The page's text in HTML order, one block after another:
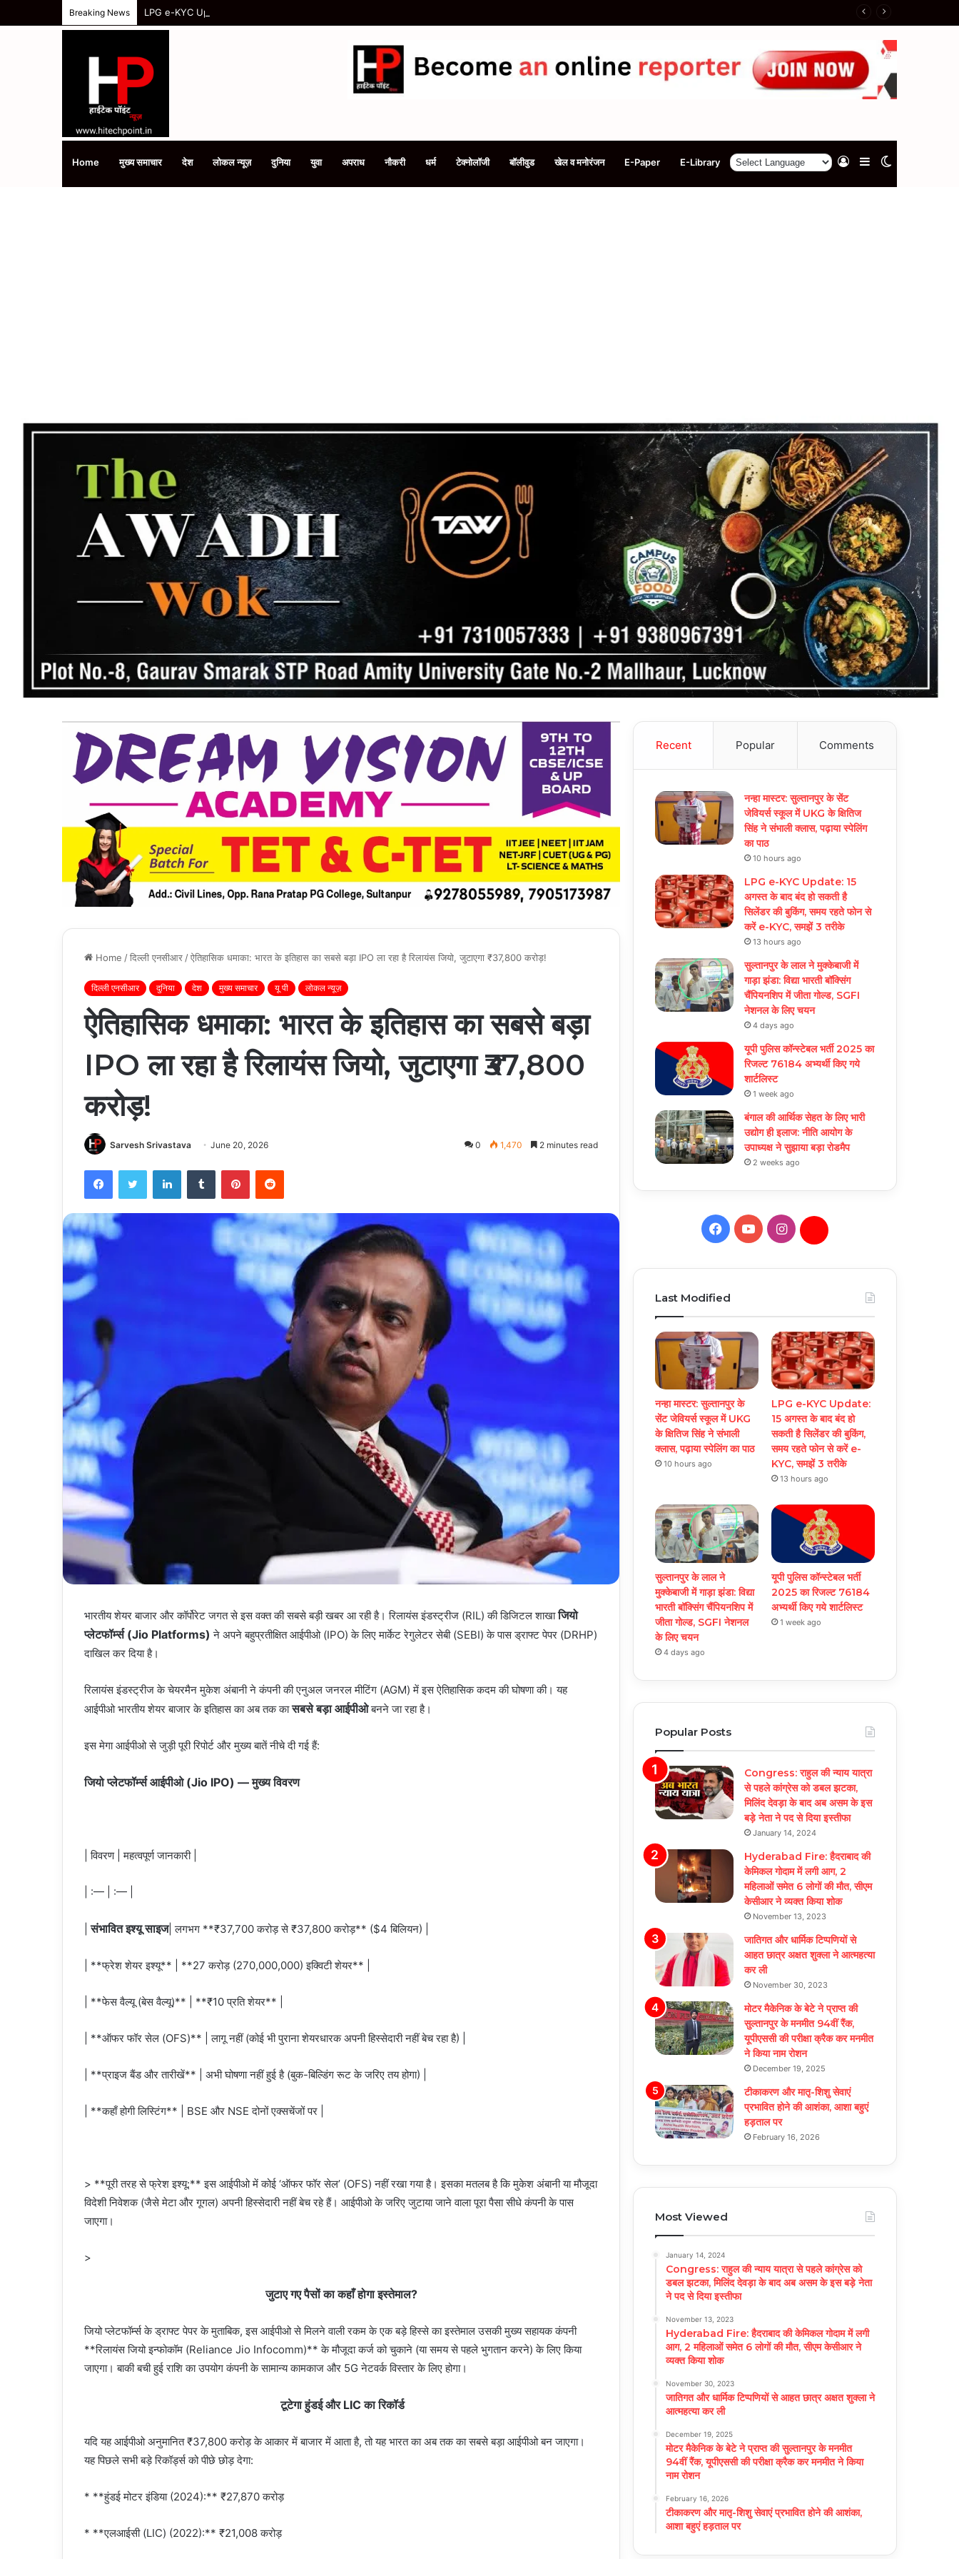
Breaking News LPG e-KYC Update: 15 अगस्त के बाद बंद हो सकती है सिलेंडर की बुकिंग, समय रहते फोन से करें e-KYC, समझें 3 तरीके
Home मुख्य समाचार देश लोकल न्यूज़ दुनिया युवा अपराध नौकरी धर्म टेक्नोलॉजी बॉलीवुड खेल व मनोरंजन E-Paper E-Library Sidebar
Log
Home /दिल्ली एनसीआर /ऐतिहासिक धमाका: भारत के इतिहास का सबसे बड़ा IPO ला रहा है रिलायंस जियो, जुटाएगा ₹37,800 करोड़!
दिल्ली एनसीआर दुनिया देश मुख्य समाचार यू पी लोकल न्यूज़
ऐतिहासिक धमाका: भारत के इतिहास का सबसे बड़ा
IPO ला रहा है रिलायंस जियो, जुटाएगा ₹37,800
करोड़!
Sarvesh Srivastava June 20, 2026 0 1,470 2 minutes read
FacebookTwitter LinkedInTumblr PinterestReddit
भारतीय शेयर बाजार और कॉर्पोरेट जगत से इस वक्त की सबसे बड़ी खबर आ रही है। रिलायंस इंडस्ट्रीज (RIL) की डिजिटल शाखाजियो
प्लेटफॉर्म्स (Jio Platforms) ने अपने बहुप्रतीक्षित आईपीओ (IPO) के लिए मार्केट रेगुलेटर सेबी (SEBI) के पास ड्राफ्ट पेपर (DRHP)
दाखिल कर दिया है।
रिलायंस इंडस्ट्रीज के चेयरमैन मुकेश अंबानी ने कंपनी की एनुअल जनरल मीटिंग (AGM) में इस ऐतिहासिक कदम की घोषणा की। यह
आईपीओ भारतीय शेयर बाजार के इतिहास का अब तक कासबसे बड़ा आईपीओबनने जा रहा है।
इस मेगा आईपीओ से जुड़ी पूरी रिपोर्ट और मुख्य बातें नीचे दी गई हैं:
जियो प्लेटफॉर्म्स आईपीओ (Jio IPO) — मुख्य विवरण
| विवरण | महत्वपूर्ण जानकारी |
| :— | :— |
|संभावित इश्यू साइज| लगभग **₹37,700 करोड़ से ₹37,800 करोड़** ($4 बिलियन) |
| **फ्रेश शेयर इश्यू** | **27 करोड़ (270,000,000) इक्विटी शेयर** |
| **फेस वैल्यू (बेस वैल्यू)** | **₹10 प्रति शेयर** |
| **ऑफर फॉर सेल (OFS)** | लागू नहीं (कोई भी पुराना शेयरधारक अपनी हिस्सेदारी नहीं बेच रहा है) |
| **प्राइज बैंड और तारीखें** | अभी घोषणा नहीं हुई है (बुक-बिल्डिंग रूट के जरिए तय होगा) |
| **कहाँ होगी लिस्टिंग** | BSE और NSE दोनों एक्सचेंजों पर |
> **पूरी तरह से फ्रेश इश्यू:** इस आईपीओ में कोई ‘ऑफर फॉर सेल’ (OFS) नहीं रखा गया है। इसका मतलब है कि मुकेश अंबानी या मौजूदा
विदेशी निवेशक (जैसे मेटा और गूगल) अपनी हिस्सेदारी नहीं बेच रहे हैं। आईपीओ के जरिए जुटाया जाने वाला पूरा पैसा सीधे कंपनी के पास
जाएगा।
>
जुटाए गए पैसों का कहाँ होगा इस्तेमाल?
जियो प्लेटफॉर्म्स के ड्राफ्ट पेपर के मुताबिक, इस आईपीओ से मिलने वाली रकम के एक बड़े हिस्से का इस्तेमाल उसकी मुख्य सहायक कंपनी
**रिलायंस जियो इन्फोकॉम (Reliance Jio Infocomm)** के मौजूदा कर्ज को चुकाने (या समय से पहले भुगतान करने) के लिए किया
जाएगा। बाकी बची हुई राशि का उपयोग कंपनी के सामान्य कामकाज और 5G नेटवर्क विस्तार के लिए होगा।
टूटेगा हुंडई और LIC का रिकॉर्ड
यदि यह आईपीओ अनुमानित ₹37,800 करोड़ के आकार में बाजार में आता है, तो यह भारत का अब तक का सबसे बड़ा आईपीओ बन जाएगा।
यह पिछले सभी बड़े रिकॉर्ड्स को पीछे छोड़ देगा:
* **हुंडई मोटर इंडिया (2024):** ₹27,870 करोड़
* **एलआईसी (LIC) (2022):** ₹21,008 करोड़
Recent Popular Comments
नन्हा मास्टर: सुल्तानपुर के सेंट
जेवियर्स स्कूल में UKG के क्षितिज
सिंह ने संभाली क्लास, पढ़ाया स्पेलिंग
का पाठ
10 hours ago
LPG e-KYC Update: 15
अगस्त के बाद बंद हो सकती है
सिलेंडर की बुकिंग, समय रहते फोन से
करें e-KYC, समझें 3 तरीके
13 hours ago
सुल्तानपुर के लाल ने मुक्केबाजी में
गाड़ा झंडा: विद्या भारती बॉक्सिंग
चैंपियनशिप में जीता गोल्ड, SGFI
नेशनल के लिए चयन
4 days ago
यूपी पुलिस कॉन्स्टेबल भर्ती 2025 का
रिजल्ट 76184 अभ्यर्थी किए गये
शार्टलिस्ट
1 week ago
बंगाल की आर्थिक सेहत के लिए भारी
उद्योग ही इलाज: नीत‌ि आयोग के
उपाध्यक्ष ने सुझाया बड़ा रोडमैप
2 weeks ago
Facebook
YouTubeInstagramDaily
Last Modified
नन्हा मास्टर: सुल्तानपुर के
सेंट जेवियर्स स्कूल में UKG
के क्षितिज सिंह ने संभाली
क्लास, पढ़ाया स्पेलिंग का पाठ
10 hours ago
LPG e-KYC Update:
15 अगस्त के बाद बंद हो
सकती है सिलेंडर की बुकिंग,
समय रहते फोन से करें e-
KYC, समझें 3 तरीके
13 hours ago
सुल्तानपुर के लाल ने
मुक्केबाजी में गाड़ा झंडा: विद्या
भारती बॉक्सिंग चैंपियनशिप में
जीता गोल्ड, SGFI नेशनल
के लिए चयन
4 days ago
यूपी पुलिस कॉन्स्टेबल भर्ती
2025 का रिजल्ट 76184
अभ्यर्थी किए गये शार्टलिस्ट
1 week ago
Popular Posts
Congress: राहुल की न्याय यात्रा
से पहले कांग्रेस को डबल झटका,
मिलिंद देवड़ा के बाद अब असम के इस
बड़े नेता ने पद से दिया इस्तीफा
January 14, 2024
Hyderabad Fire: हैदराबाद की
केमिकल गोदाम में लगी आग, 2
महिलाओं समेत 6 लोगों की मौत, सीएम
केसीआर ने व्यक्त किया शोक
November 13, 2023
जातिगत और धार्मिक टिप्पणियों से
आहत छात्र अक्षत शुक्ला ने आत्महत्या
कर ली
November 30, 2023
मोटर मैकेनिक के बेटे ने प्राप्त की
सुल्तानपुर के मनमीत 94वीं रैंक,
यूपीएससी की परीक्षा क्रैक कर मनमीत
ने किया नाम रोशन
December 19, 2025
टीकाकरण और मातृ-शिशु सेवाएं
प्रभावित होने की आशंका, आशा बहुएं
हड़ताल पर
February 16, 2026
Most Viewed
January 14, 2024
Congress: राहुल की न्याय यात्रा से पहले कांग्रेस को
डबल झटका, मिलिंद देवड़ा के बाद अब असम के इस बड़े नेता
ने पद से दिया इस्तीफा
November 13, 2023
Hyderabad Fire: हैदराबाद की केमिकल गोदाम में लगी
आग, 2 महिलाओं समेत 6 लोगों की मौत, सीएम केसीआर ने
व्यक्त किया शोक
November 30, 2023
जातिगत और धार्मिक टिप्पणियों से आहत छात्र अक्षत शुक्ला ने
आत्महत्या कर ली
December 19, 2025
मोटर मैकेनिक के बेटे ने प्राप्त की सुल्तानपुर के मनमीत
94वीं रैंक, यूपीएससी की परीक्षा क्रैक कर मनमीत ने किया
नाम रोशन
February 16, 2026
टीकाकरण और मातृ-शिशु सेवाएं प्रभावित होने की आशंका,
आशा बहुएं हड़ताल पर